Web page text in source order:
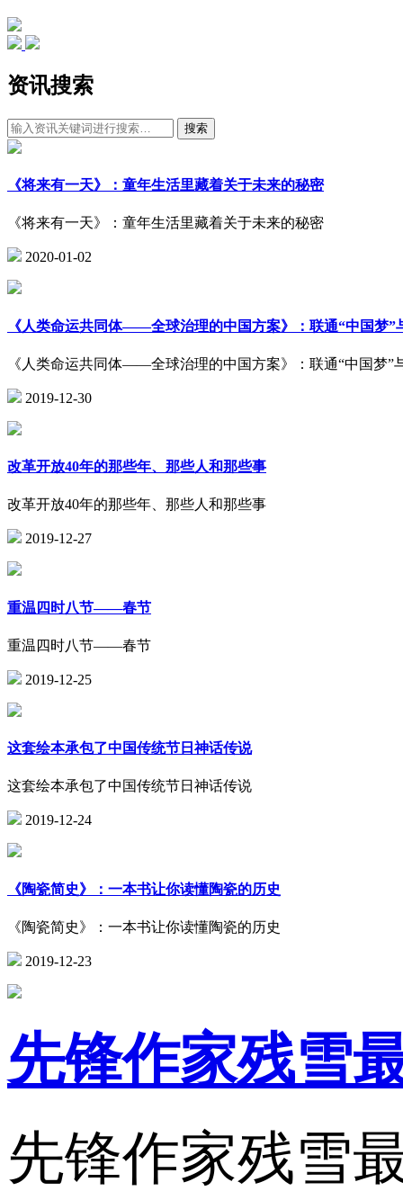
资讯搜索
搜索
《将来有一天》：童年生活里藏着关于未来的秘密
《将来有一天》：童年生活里藏着关于未来的秘密
2020-01-02
《人类命运共同体——全球治理的中国方案》：联通“中国梦”
《人类命运共同体——全球治理的中国方案》：联通“中国梦”
2019-12-30
改革开放40年的那些年、那些人和那些事
改革开放40年的那些年、那些人和那些事
2019-12-27
重温四时八节——春节
重温四时八节——春节
2019-12-25
这套绘本承包了中国传统节日神话传说
这套绘本承包了中国传统节日神话传说
2019-12-24
《陶瓷简史》：一本书让你读懂陶瓷的历史
《陶瓷简史》：一本书让你读懂陶瓷的历史
2019-12-23
先锋作家残雪
先锋作家残雪